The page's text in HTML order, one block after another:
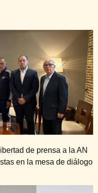
de prensa a la AN
en la mesa de diálogo